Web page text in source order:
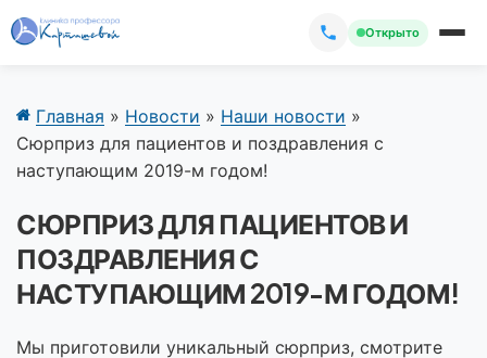
Открыто
Главная » Новости » Наши новости »
Сюрприз для пациентов и поздравления с
наступающим 2019-м годом!
СЮРПРИЗ ДЛЯ ПАЦИЕНТОВ И
ПОЗДРАВЛЕНИЯ С
НАСТУПАЮЩИМ 2019-М ГОДОМ!
Мы приготовили уникальный сюрприз, смотрите